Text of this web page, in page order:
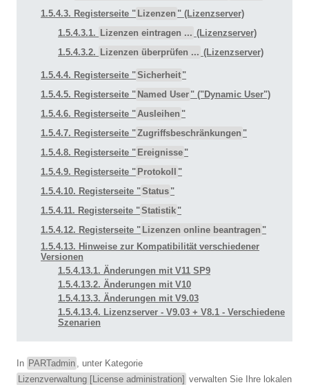
1.5.4.3. Registerseite " Lizenzen " (Lizenzserver)
1.5.4.3.1. Lizenzen eintragen ... (Lizenzserver)
1.5.4.3.2. Lizenzen überprüfen ... (Lizenzserver)
1.5.4.4. Registerseite "Sicherheit "
1.5.4.5. Registerseite " Named User " ("Dynamic User")
1.5.4.6. Registerseite "Ausleihen "
1.5.4.7. Registerseite "Zugriffsbeschränkungen "
1.5.4.8. Registerseite " Ereignisse "
1.5.4.9. Registerseite " Protokoll
"
1.5.4.10. Registerseite "Status "
1.5.4.11. Registerseite "Statistik "
1.5.4.12. Registerseite " Lizenzen online beantragen "
1.5.4.13. Hinweise zur Kompatibilität verschiedener
Versionen
1.5.4.13.1. Änderungen mit V11 SP9
1.5.4.13.2. Änderungen mit V10
1.5.4.13.3. Änderungen mit V9.03
1.5.4.13.4. Lizenzserver - V9.03 + V8.1 - Verschiedene
Szenarien
In PARTadmin , unter Kategorie
Lizenzverwaltung [License administration] verwalten Sie Ihre lokalen